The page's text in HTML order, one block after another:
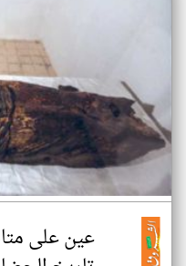
عين على